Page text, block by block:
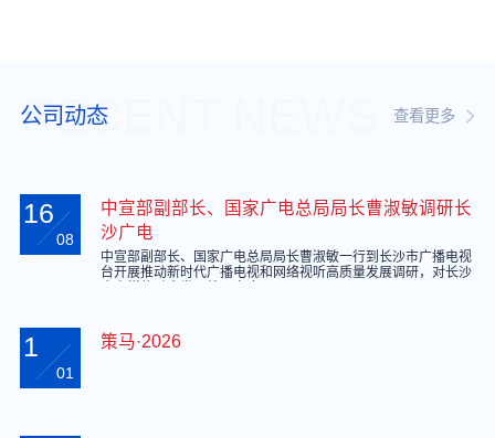
RECENT NEWS
公司动态 查看更多
16
08
中宣部副部长、国家广电总局局长曹淑敏调研长
沙广电
中宣部副部长、国家广电总局局长曹淑敏一行到长沙市广播电视
台开展推动新时代广播电视和网络视听高质量发展调研，对长沙
1
01
策马·2026